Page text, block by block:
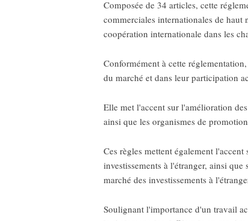
Composée de 34 articles, cette
commerciales internationales de
coopération internationale dans les
Conformément à cette
du marché et dans leur participation
Elle met l'accent sur l'amélioration
ainsi que les organismes de
Ces règles mettent également
investissements à l'étranger, ainsi
marché des investissements à
Soulignant l'importance d'un travail